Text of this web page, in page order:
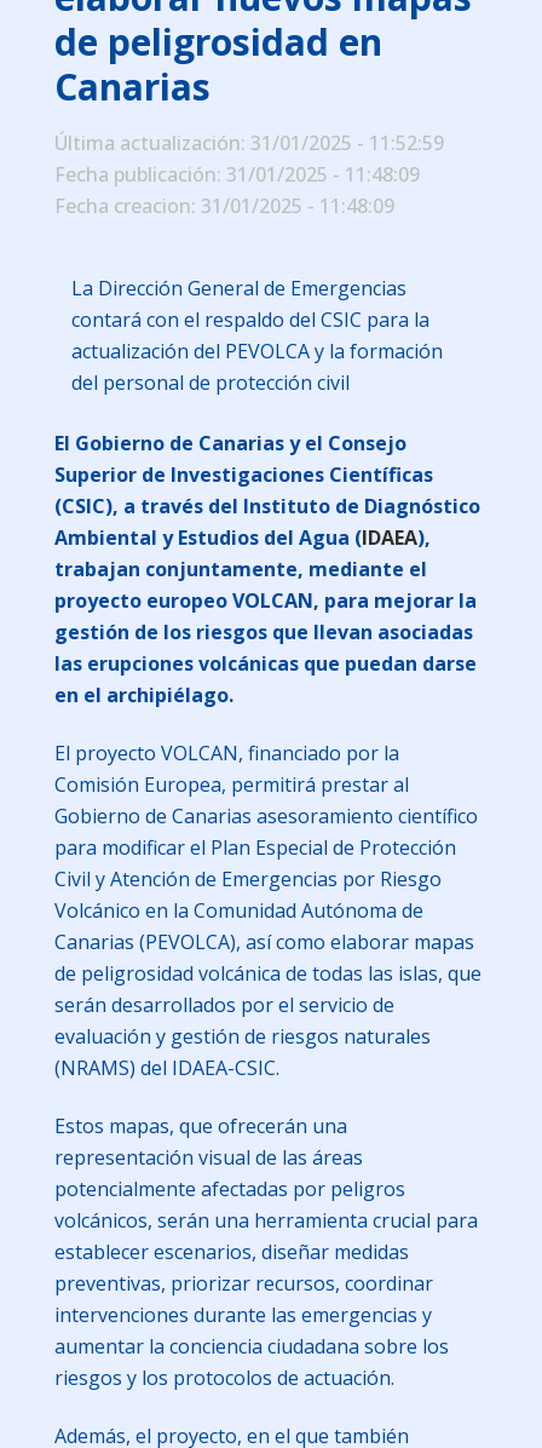
de peligrosidad en
Canarias
Última actualización: 31/01/2025 - 11:52:59
Fecha publicación: 31/01/2025 - 11:48:09
Fecha creacion: 31/01/2025 - 11:48:09
La Dirección General de Emergencias
contará con el respaldo del CSIC para la
actualización del PEVOLCA y la formación
del personal de protección civil
El Gobierno de Canarias y el Consejo
Superior de Investigaciones Científicas
(CSIC), a través del Instituto de Diagnóstico
Ambiental y Estudios del Agua (IDAEA),
trabajan conjuntamente, mediante el
proyecto europeo VOLCAN, para mejorar la
gestión de los riesgos que llevan asociadas
las erupciones volcánicas que puedan darse
en el archipiélago.
El proyecto VOLCAN, financiado por la
Comisión Europea, permitirá prestar al
Gobierno de Canarias asesoramiento científico
para modificar el Plan Especial de Protección
Civil y Atención de Emergencias por Riesgo
Volcánico en la Comunidad Autónoma de
Canarias (PEVOLCA), así como elaborar mapas
de peligrosidad volcánica de todas las islas, que
serán desarrollados por el servicio de
evaluación y gestión de riesgos naturales
(NRAMS) del IDAEA-CSIC.
Estos mapas, que ofrecerán una
representación visual de las áreas
potencialmente afectadas por peligros
volcánicos, serán una herramienta crucial para
establecer escenarios, diseñar medidas
preventivas, priorizar recursos, coordinar
intervenciones durante las emergencias y
aumentar la conciencia ciudadana sobre los
riesgos y los protocolos de actuación.
Además, el proyecto, en el que también